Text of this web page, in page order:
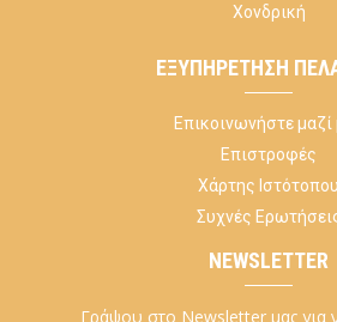
Χονδρική
ΕΞΥΠΗΡΈΤΗΣΗ
Επικοινωνήστε μαζί
Επιστροφές
Χάρτης Ιστότοπου
Συχνές
NEWSLETTER
Γράψου στο Newsletter μας για